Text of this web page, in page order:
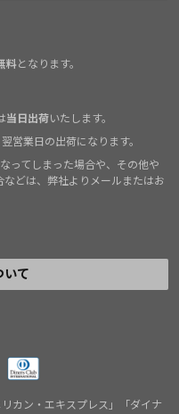
料となります。
当日出荷いたします。
営業日の出荷になります。
ってしまった場合や、その他や
どは、弊社よりメールまたはお
いて
リカン・エキスプレス」「ダイナ